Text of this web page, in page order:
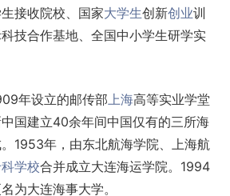
接收院校、国家大学生创新创业训
技合作基地、全国中小学生研学实
年设立的邮传部上海高等实业学堂
国建立40余年间中国仅有的三所海
1953年，由东北航海学院、上海航
学校合并成立大连海运学院。1994
为大连海事大学。